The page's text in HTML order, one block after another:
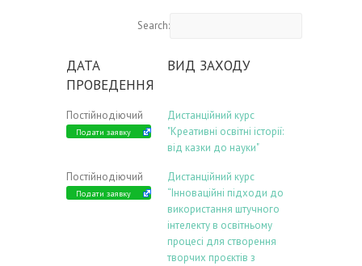
Search:
ДАТА
ПРОВЕДЕННЯ
ВИД ЗАХОДУ
Постійнодіючий
Подати заявку
Дистанційний курс
"Креативні освітні історії:
від казки до науки"
Постійнодіючий
Подати заявку
Дистанційний курс
“Інноваційні підходи до
використання штучного
інтелекту в освітньому
процесі для створення
творчих проєктів з